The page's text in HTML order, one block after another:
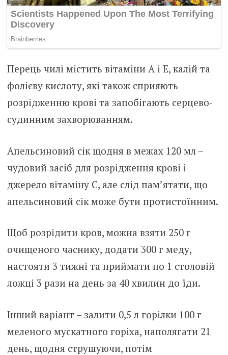
Перець чилі містить вітаміни A і Е, калій та
фолієву кислоту, які також сприяють
розрідженню крові та запобігають серцево-
судинним захворюванням.
Апельсиновий сік щодня в межах 120 мл –
чудовий засіб для розрідження крові і
джерело вітаміну С, але слід пам’ятати, що
апельсиновий сік може бути протистоїнним.
Щоб розрідити кров, можна взяти 250 г
очищеного часнику, додати 300 г меду,
настояти 3 тижні та приймати по 1 столовій
ложці 3 рази на день за 40 хвилин до їди.
Інший варіант – залити 0,5 л горілки 100 г
меленого мускатного горіха, наполягати 21
день, щодня струшуючи, потім